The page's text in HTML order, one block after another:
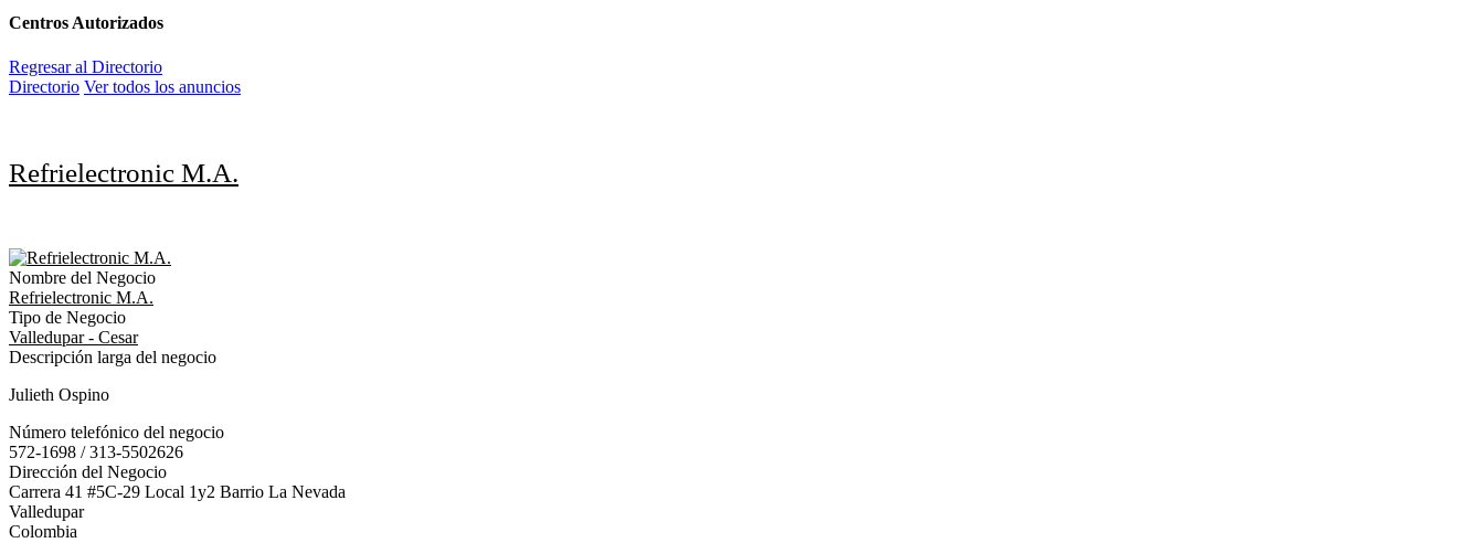
Centros Autorizados
Regresar al Directorio
Directorio Ver todos los anuncios
Refrielectronic M.A.
Nombre del Negocio
Refrielectronic M.A.
Tipo de Negocio
Valledupar - Cesar
Descripción larga del negocio
Julieth Ospino
Número telefónico del negocio
572-1698 / 313-5502626
Dirección del Negocio
Carrera 41 #5C-29 Local 1y2 Barrio La Nevada
Valledupar
Colombia